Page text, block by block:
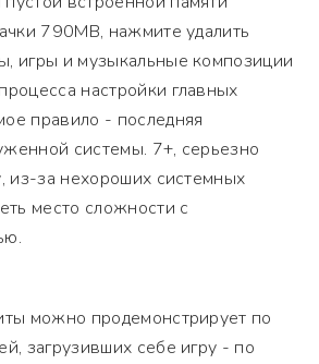
790MB, нажмите удалить
игры и музыкальные композиции
настройки главных
правило - последняя
системы. 7+, серьезно
из-за нехороших системных
место сложности с
можно продемонстрирует по
загрузивших себе игру - по